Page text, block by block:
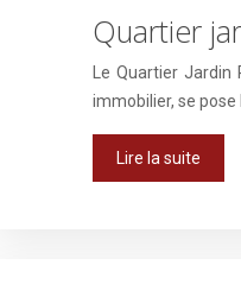
Quartier
Le Quartier
immobilier, se pose
Lire la suite